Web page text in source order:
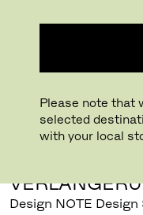
Please note that
selected
with your local
Bild
Design NOTE